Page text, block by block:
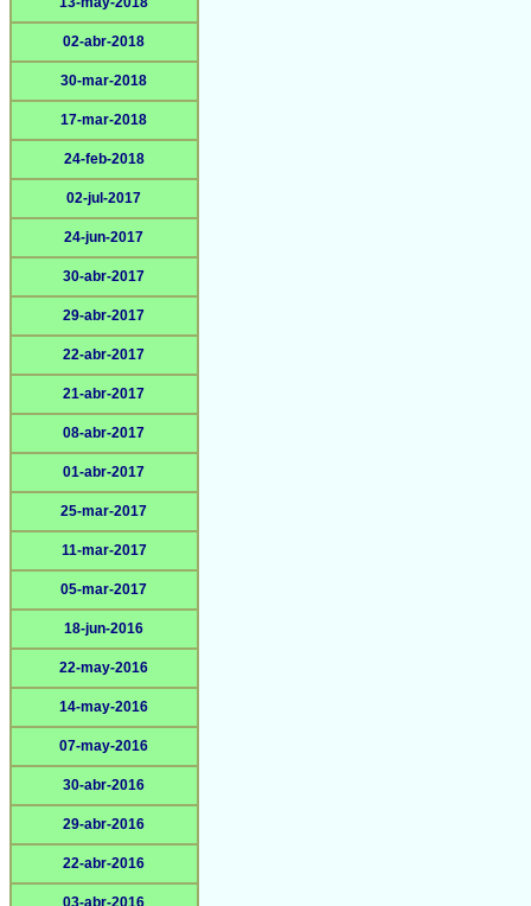
02-abr-2018
30-mar-2018
17-mar-2018
24-feb-2018
02-jul-2017
24-jun-2017
30-abr-2017
29-abr-2017
22-abr-2017
21-abr-2017
08-abr-2017
01-abr-2017
25-mar-2017
11-mar-2017
05-mar-2017
18-jun-2016
22-may-2016
14-may-2016
07-may-2016
30-abr-2016
29-abr-2016
22-abr-2016
03-abr-2016